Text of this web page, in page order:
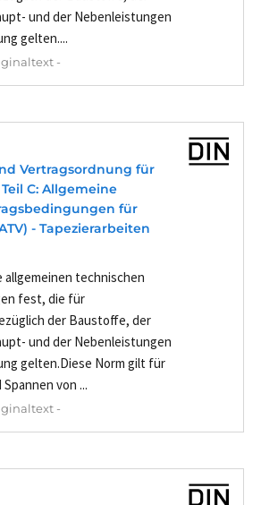
und der Nebenleistungen
gelten....
-
Vertragsordnung für
C: Allgemeine
für
- Tapezierarbeiten
allgemeinen technischen
fest, die für
der Baustoffe, der
und der Nebenleistungen
gelten.Diese Norm gilt für
von ...
-